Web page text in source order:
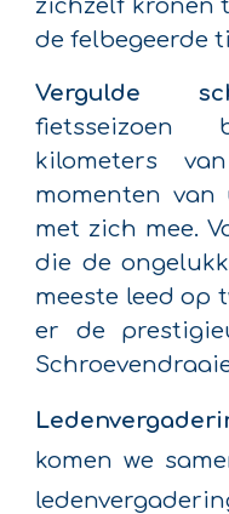
zichzelf kronen
de felbegeerde
Vergulde
kilometers
momenten van
met zich mee.
die de
meeste leed op
er de
komen we